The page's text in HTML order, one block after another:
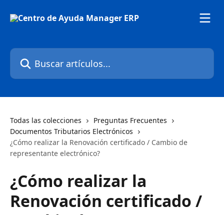
Buscar artículos...
Todas las colecciones
Preguntas Frecuentes
Documentos Tributarios Electrónicos
¿Cómo realizar la Renovación certificado / Cambio de
representante electrónico?
¿Cómo realizar la
Renovación certificado /